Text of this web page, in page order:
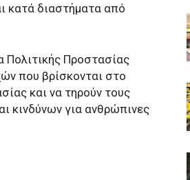
κατά διαστήματα από
Πολιτικής Προστασίας
που βρίσκονται στο
και να τηρούν τους
κινδύνων για ανθρώπινες